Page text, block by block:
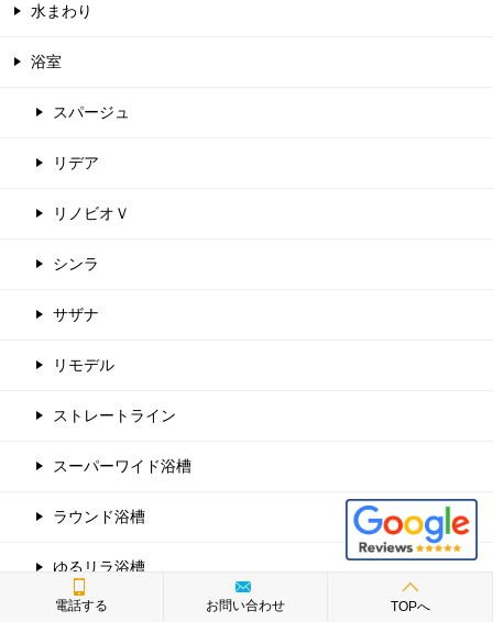
水まわり
浴室
スパージュ
リデア
リノビオＶ
シンラ
サザナ
リモデル
ストレートライン
スーパーワイド浴槽
ラウンド浴槽
ゆるリラ浴槽
ワイド浴槽
電話する お問い合わせ TOPへ